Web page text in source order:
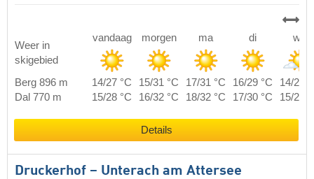
Weer in
skigebied
vandaag morgen ma di wo
Berg 896 m 14/27 °C 15/31 °C 17/31 °C 16/29 °C
14/25
Dal 770 m
15/28 °C 16/32 °C 18/32 °C 17/30 °C 15/26
Details
Druckerhof – Unterach am Attersee